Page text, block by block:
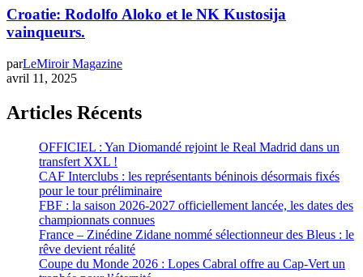
Croatie: Rodolfo Aloko et le NK Kustosija
vainqueurs.
parLeMiroir Magazine
avril 11, 2025
Articles Récents
OFFICIEL : Yan Diomandé rejoint le Real Madrid dans un
transfert XXL !
CAF Interclubs : les représentants béninois désormais fixés
pour le tour préliminaire
FBF : la saison 2026-2027 officiellement lancée, les dates des
championnats connues
France – Zinédine Zidane nommé sélectionneur des Bleus : le
rêve devient réalité
Coupe du Monde 2026 : Lopes Cabral offre au Cap-Vert un